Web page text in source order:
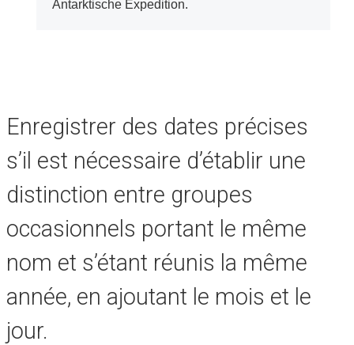
Antarktische Expedition.
Enregistrer des dates précises
s’il est nécessaire d’établir une
distinction entre groupes
occasionnels portant le même
nom et s’étant réunis la même
année, en ajoutant le mois et le
jour.